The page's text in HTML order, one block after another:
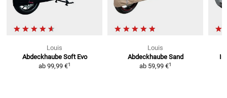
Louis
Abdeckhaube Soft Evo
ab 99,99 €1
Louis
Abdeckhaube Sand
ab 59,99 €1